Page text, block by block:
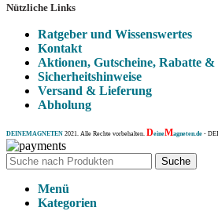
Nützliche Links
Ratgeber und Wissenswertes
Kontakt
Aktionen, Gutscheine, Rabatte &
Sicherheitshinweise
Versand & Lieferung
Abholung
DEINEMAGNETEN 2021. Alle Rechte vorbehalten. DeineMagneten.de -
Suche
Menü
Kategorien